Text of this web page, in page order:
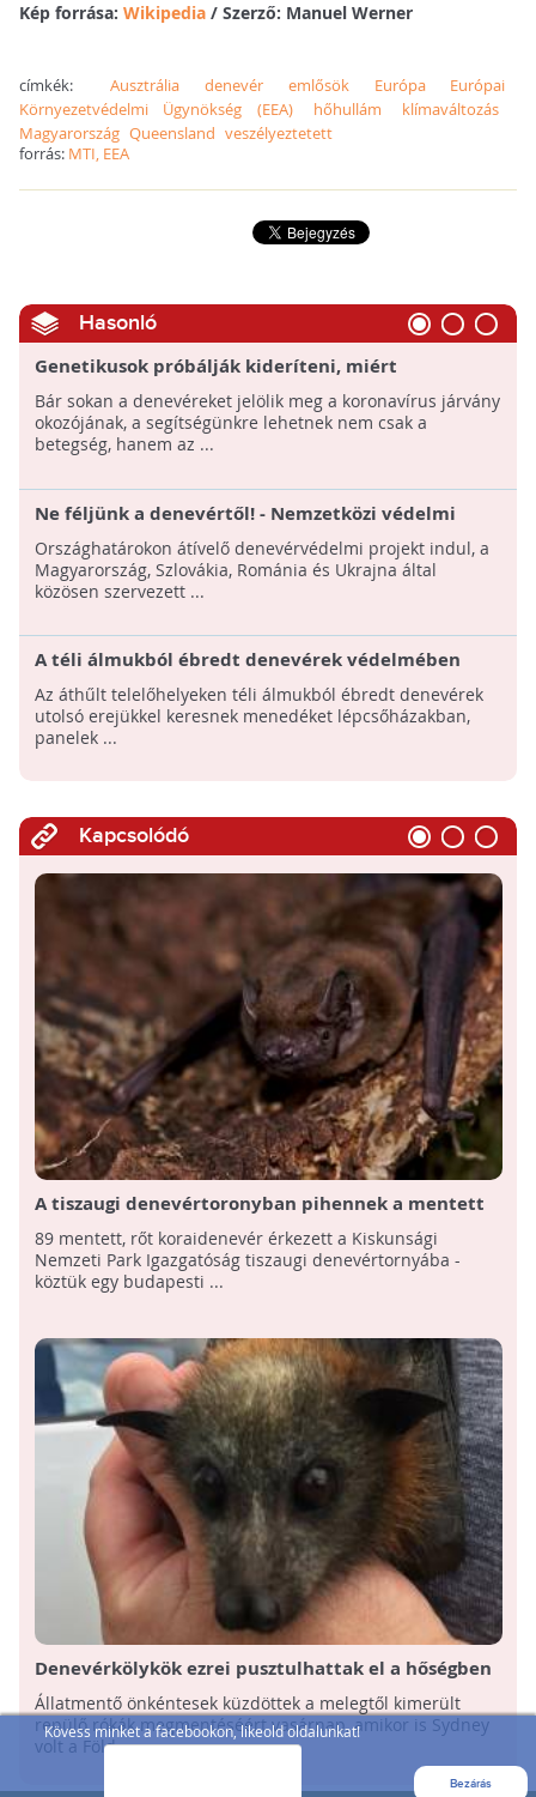
Kövess minket a facebookon, likeold oldalunkat!
Bezárás
Kép forrása: Wikipedia/ Szerző: Manuel Werner
címkék:Ausztrália denevér emlősök Európa
Európai
Környezetvédelmi Ügynökség (EEA)
hőhullám
klímaváltozás
Magyarország Queensland veszélyeztetett
forrás: MTI, EEA
Hasonló
Genetikusok próbálják kideríteni, miért
"szuperimmunisak" a denevérek
Bár sokan a denevéreket jelölik meg a koronavírus járvány
okozójának, a segítségünkre lehetnek nem csak a
betegség, hanem az ...
Ne féljünk a denevértől! - Nemzetközi védelmi
program indul!
Országhatárokon átívelő denevérvédelmi projekt indul, a
Magyarország, Szlovákia, Románia és Ukrajna által
közösen szervezett ...
A téli álmukból ébredt denevérek védelmében
Az áthűlt telelőhelyeken téli álmukból ébredt denevérek
utolsó erejükkel keresnek menedéket lépcsőházakban,
panelek ...
Kapcsolódó
A tiszaugi denevértoronyban pihennek a mentett
denevérek
89 mentett, rőt koraidenevér érkezett a Kiskunsági
Nemzeti Park Igazgatóság tiszaugi denevértornyába -
köztük egy budapesti ...
Denevérkölykök ezrei pusztulhattak el a hőségben
Állatmentő önkéntesek küzdöttek a melegtől kimerült
repülő rókák megmentéséért vasárnap, amikor is Sydney
volt a Föld ...